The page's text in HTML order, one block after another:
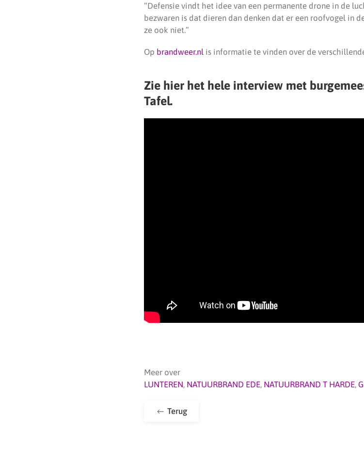
“Defensie vindt het idee van een permanente drone in de
bezwaren is dat dieren dan denken dat er een roofvogel in
ze ook niet.”
Op brandweer.nl is informatie te vinden over de
Zie hier het hele interview met
Tafel.
Meer over
LUNTEREN, NATUURBRAND EDE, NATUURBRAND T HARDE,
Terug